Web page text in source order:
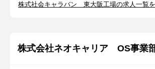
株式社会キャラバン 東大阪工場の求人一覧
株式会社ネオキャリア OS事業